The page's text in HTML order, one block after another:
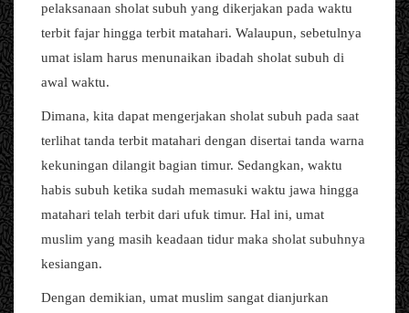
pelaksanaan sholat subuh yang dikerjakan pada waktu
terbit fajar hingga terbit matahari. Walaupun, sebetulnya
umat islam harus menunaikan ibadah sholat subuh di
awal waktu.
Dimana, kita dapat mengerjakan sholat subuh pada saat
terlihat tanda terbit matahari dengan disertai tanda warna
kekuningan dilangit bagian timur. Sedangkan, waktu
habis subuh ketika sudah memasuki waktu jawa hingga
matahari telah terbit dari ufuk timur. Hal ini, umat
muslim yang masih keadaan tidur maka sholat subuhnya
kesiangan.
Dengan demikian, umat muslim sangat dianjurkan